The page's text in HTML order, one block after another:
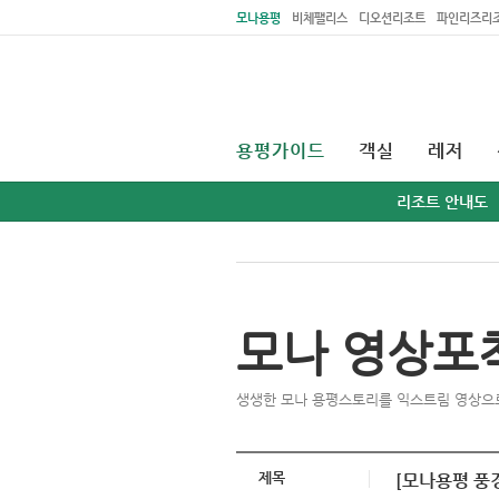
모나용평 비체팰리스 디오션리조트 파인리즈리
용평가이드
리조트 안내도
객실 레저
모나 영상포
생생한 모나 용평스토리를 익스트림 영상으
제목 [모나용평 풍